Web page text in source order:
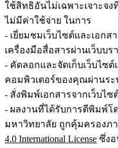
ใช้สิทธิอันไม่เฉพาะเจาะจ
ไม่มีค่าใช้จ่าย ในการ
- เยี่ยมชมเว็บไซต์และเอก
เครื่องมือสื่อสารผ่านเว็บบร
- คัดลอกและจัดเก็บเว็บไซ
คอมพิวเตอร์ของคุณผ่านระ
- สั่งพิมพ์เอกสารจากเว็บไ
- ผลงานที่ได้รับการตีพิมพ์
มหาวิทยาลัย ถูกคุ้มครองภ
4.0 International License ซึ่ง